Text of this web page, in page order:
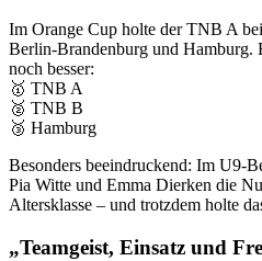
Im Orange Cup holte der TNB A
Berlin-Brandenburg und Hamburg.
noch besser:
🥇 TNB A
🥈 TNB B
🥉 Hamburg
Besonders beeindruckend: Im U9-
Pia Witte und Emma Dierken die
Altersklasse – und trotzdem holte
„Teamgeist, Einsatz und